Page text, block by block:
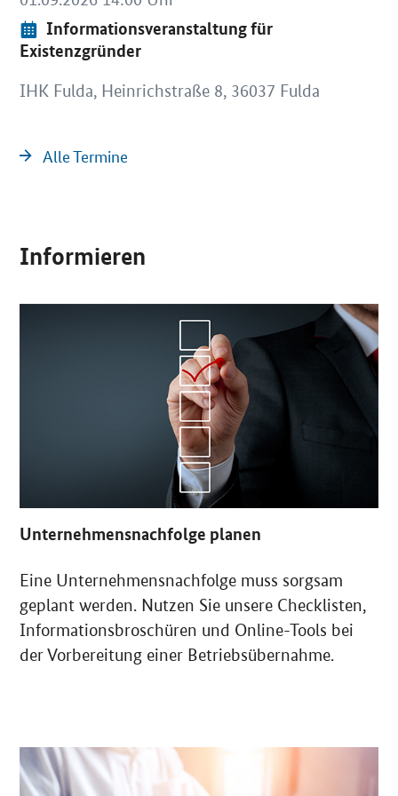
Event:
Informationsveranstaltung für
Existenzgründer
IHK Fulda, Heinrichstraße 8, 36037 Fulda
Alle Termine
Informieren
Unternehmensnachfolge planen
Eine Unternehmensnachfolge muss sorgsam
geplant werden. Nutzen Sie unsere Checklisten,
Informationsbroschüren und Online-Tools bei
der Vorbereitung einer Betriebsübernahme.